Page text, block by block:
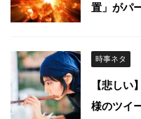
置」がパ
時事ネタ
【悲し
様のツイ